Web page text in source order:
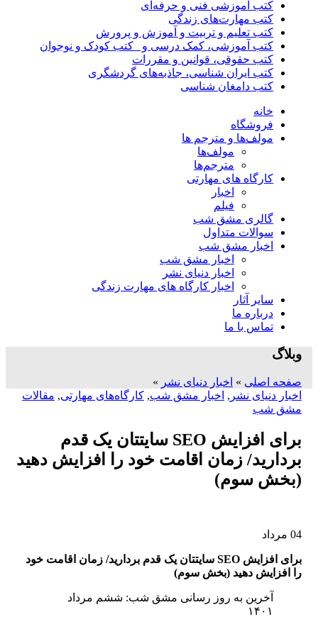
کتب آموزشی فنی و حرفه‌ای
کتب مهارت‌های زندگی
کتب تعلیم و تربیت و آموزش و پرورش
کتب آموزشی، کمک درسی و _کتب کودک و نوجوان
کتب حقوقی، قوانین و مقررات
کتب ایران شناسی، جاذبه‌های گردشگری
کتب دامغان شناسی
خانه
فروشگاه
مولف‌ها و مترجم ها
مولف‌ها
مترجم‌ها
کارگاه های مهارتی
اخبار
فیلم
گالری مشق شب
سوالات متداول
اخبار مشق شب
اخبار مشق شب
اخبار دنیای نشر
اخبار کارگاه های مهارت زندگی
سایر آثار
درباره ما
تماس با ما
وبلاگ
صفحه اصلی » اخبار دنیای نشر »
اخبار دنیای نشر , اخبار مشق شب, کارگاه‌های مهارتی, مقالات
مشق شب
برای افزایش SEO سایتتان یک قدم
بردارید/ زمان اقامت خود را افزایش دهید
(بخش سوم)
04 مرداد
برای افزایش
سایتتان یک قدم بردارید/ زمان اقامت خود
را افزایش دهید (بخش سوم)
آخرین به روز رسانی مشق شب: ششم مرداد
۱۴۰۱